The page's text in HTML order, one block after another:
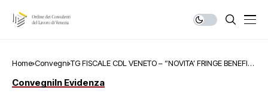
Home Convegni TG FISCALE CDL VENETO – “NOVITA’ FRINGE BENEFIT
ConvegniIn Evidenza